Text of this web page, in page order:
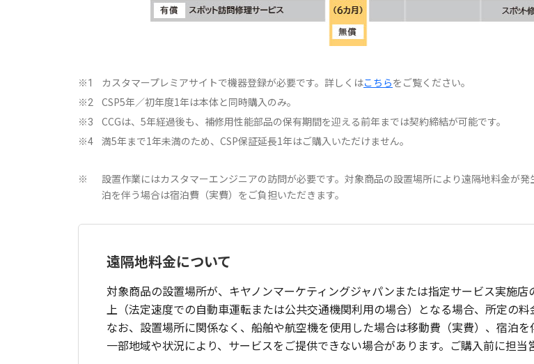
※1 カスタマープレミアサイトで機器登録が必要です。詳しくはこちらをご覧ください。
※2 CSP5年／初年度1年は本体と同時購入のみ。
※3 CCGは、5年経過後も、補修用性能部品の保有期間を迎える前年までは契約締結が可能です。
※4 満5年まで1年未満のため、CSP保証延長1年はご購入いただけません。
※
設置作業にはカスタマーエンジニアの訪問が必要です。対象商品の設置場所により遠隔地料金が
泊を伴う場合は宿泊費（実費）をご負担いただきます。
遠隔地料金について
対象商品の設置場所が、キヤノンマーケティングジャパンまたは指定サービス実施
上（法定速度での自動車運転または公共交通機関利用の場合）となる場合、所定の料
なお、設置場所に関係なく、船舶や航空機を使用した場合は移動費（実費）、宿泊を
一部地域や状況により、サービスをご提供できない場合があります。ご購入前に担当